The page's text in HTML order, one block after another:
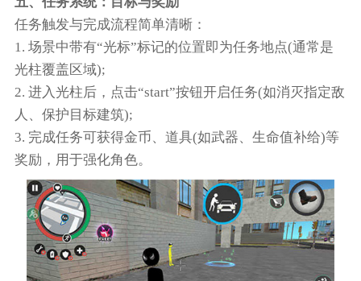
任务触发与完成流程简单清晰：
1. 场景中带有“光标”标记的位置即为任务地点(通常是
光柱覆盖区域);
2. 进入光柱后，点击“start”按钮开启任务(如消灭指定敌
人、保护目标建筑);
3. 完成任务可获得金币、道具(如武器、生命值补给)等
奖励，用于强化角色。